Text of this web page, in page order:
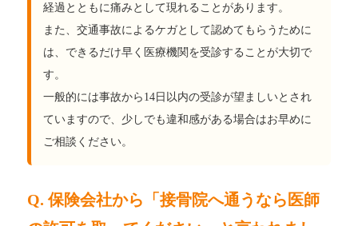
経過とともに痛みとして現れることがあります。
また、交通事故によるケガとして認めてもらうために
は、できるだけ早く医療機関を受診することが大切で
す。
一般的には事故から14日以内の受診が望ましいとされ
ていますので、少しでも違和感がある場合はお早めに
ご相談ください。
Q. 保険会社から「接骨院へ通うなら医師